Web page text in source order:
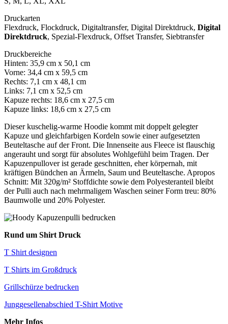
Druckarten
Flexdruck, Flockdruck, Digitaltransfer, Digital Direktdruck, Digital
Direktdruck, Spezial-Flexdruck, Offset Transfer, Siebtransfer
Druckbereiche
Hinten: 35,9 cm x 50,1 cm
Vorne: 34,4 cm x 59,5 cm
Rechts: 7,1 cm x 48,1 cm
Links: 7,1 cm x 52,5 cm
Kapuze rechts: 18,6 cm x 27,5 cm
Kapuze links: 18,6 cm x 27,5 cm
Dieser kuschelig-warme Hoodie kommt mit doppelt gelegter
Kapuze und gleichfarbigen Kordeln sowie einer aufgesetzten
Beuteltasche auf der Front. Die Innenseite aus Fleece ist flauschig
angerauht und sorgt für absolutes Wohlgefühl beim Tragen. Der
Kapuzenpullover ist gerade geschnitten, eher körpernah, mit
kräftigen Bündchen an Ärmeln, Saum und Beuteltasche. Apropos
Schnitt: Mit 320g/m² Stoffdichte sowie dem Polyesteranteil bleibt
der Pulli auch nach mehrmaligem Waschen seiner Form treu: 80%
Baumwolle und 20% Polyester.
Rund um Shirt Druck
T Shirt designen
T Shirts im Großdruck
Grillschürze bedrucken
Junggesellenabschied T-Shirt Motive
Mehr Infos